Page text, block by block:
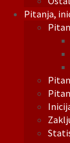
Pitanja,